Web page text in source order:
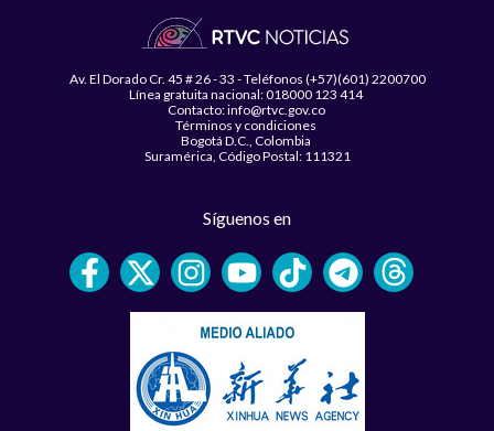
Av. El Dorado Cr. 45 # 26 - 33 - Teléfonos (+57)(601) 2200700
Línea gratuita nacional: 018000 123 414
Contacto: info@rtvc.gov.co
Términos y condiciones
Bogotá D.C., Colombia
Suramérica, Código Postal: 111321
Síguenos en